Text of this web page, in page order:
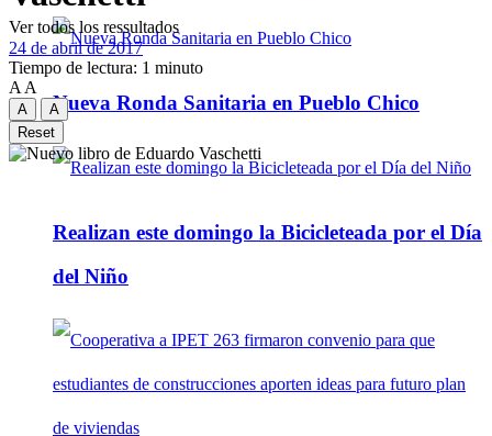
Nueva Ronda Sanitaria en Pueblo Chico
Realizan este domingo la Bicicleteada por el Día
del Niño
Ver todos los ressultados
24 de abril de 2017
Tiempo de lectura: 1 minuto
A A
A
A
Reset